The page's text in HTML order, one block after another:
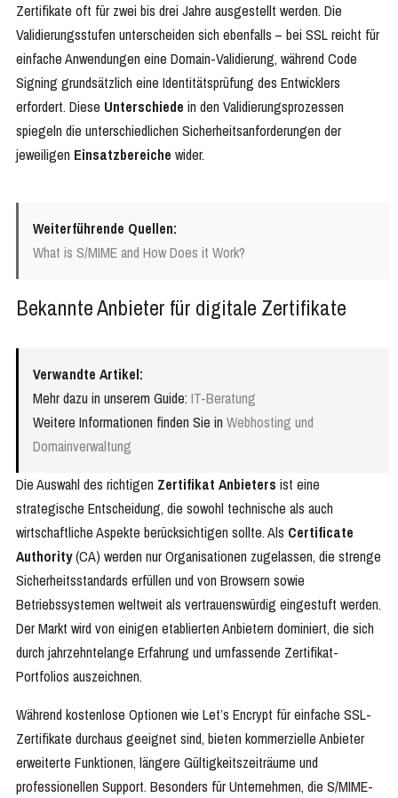
Zertifikate oft für zwei bis drei Jahre ausgestellt werden. Die
Validierungsstufen unterscheiden sich ebenfalls – bei SSL reicht für
einfache Anwendungen eine Domain-Validierung, während Code
Signing grundsätzlich eine Identitätsprüfung des Entwicklers
erfordert. Diese Unterschiede in den Validierungsprozessen
spiegeln die unterschiedlichen Sicherheitsanforderungen der
jeweiligen Einsatzbereiche wider.
Weiterführende Quellen:
What is S/MIME and How Does it Work?
Bekannte Anbieter für digitale Zertifikate
Verwandte Artikel:
Mehr dazu in unserem Guide: IT-Beratung
Weitere Informationen finden Sie in Webhosting und
Domainverwaltung
Die Auswahl des richtigen Zertifikat Anbieters ist eine
strategische Entscheidung, die sowohl technische als auch
wirtschaftliche Aspekte berücksichtigen sollte. Als Certificate
Authority(CA) werden nur Organisationen zugelassen, die strenge
Sicherheitsstandards erfüllen und von Browsern sowie
Betriebssystemen weltweit als vertrauenswürdig eingestuft werden.
Der Markt wird von einigen etablierten Anbietern dominiert, die sich
durch jahrzehntelange Erfahrung und umfassende Zertifikat-
Portfolios auszeichnen.
Während kostenlose Optionen wie Let’s Encrypt für einfache SSL-
Zertifikate durchaus geeignet sind, bieten kommerzielle Anbieter
erweiterte Funktionen, längere Gültigkeitszeiträume und
professionellen Support. Besonders für Unternehmen, die S/MIME-